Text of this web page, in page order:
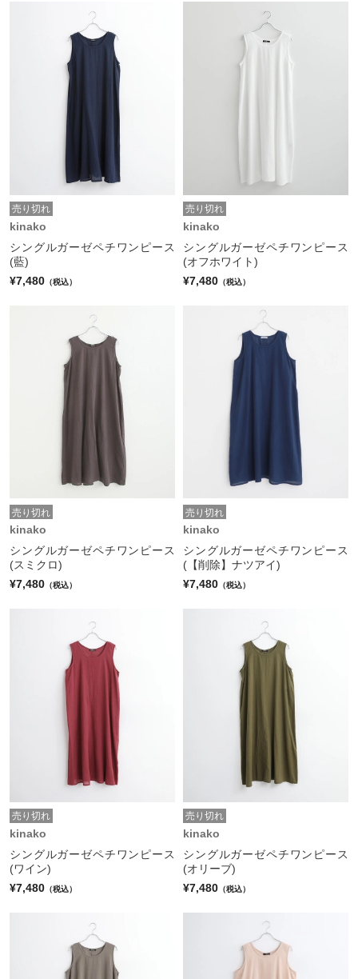
売り切れ
kinako
シングルガーゼペチワンピース
(藍)
¥7,480 （税込）
売り切れ
kinako
シングルガーゼペチワンピース
(オフホワイト)
¥7,480 （税込）
売り切れ
kinako
シングルガーゼペチワンピース
(スミクロ)
¥7,480 （税込）
売り切れ
kinako
シングルガーゼペチワンピース
(【削除】ナツアイ)
¥7,480 （税込）
売り切れ
kinako
シングルガーゼペチワンピース
(ワイン)
¥7,480 （税込）
売り切れ
kinako
シングルガーゼペチワンピース
(オリーブ)
¥7,480 （税込）